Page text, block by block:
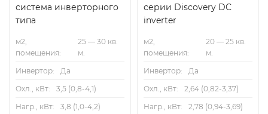
система инверторного
типа
м2,
помещения:
25 — 30 кв.
м.
Инвертор:
Да
Охл., кВт:
3,5 (0,8-4,1)
Нагр., кВт:
3,8 (1,0-4,2)
серии Discovery DC
inverter
м2,
помещения:
20 — 25 кв.
м.
Инвертор:
Да
Охл., кВт:
2,64 (0,82-3,37)
Нагр., кВт:
2,78 (0,94-3,69)